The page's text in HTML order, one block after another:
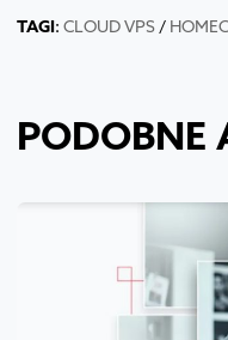
TAGI: CLOUD VPS/
PODOBNE